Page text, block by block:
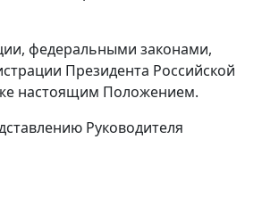
федеральными законами,
Президента Российской
настоящим Положением.
Руководителя